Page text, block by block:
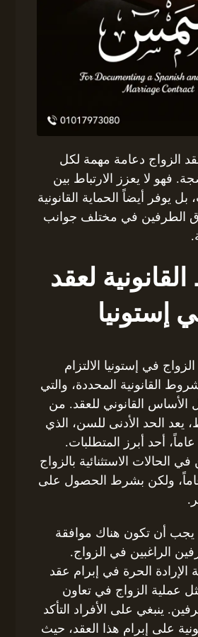
الزواج دعامة مهمة لكل
فهو لا يعزز الارتباط بين
يوفر أيضاً الحماية القانونية
الطرفين في مختلف جوانب
لعقد
إستونيا
في إستونيا الالتزام
القانونية المحددة، والتي
القانوني للعقد. من
يعد الحد الأدنى للسن، الذي
يتعين أن يبلغ 18 عاماً، أحد أبرز المتطلبات.
الحالات الاستثنائية بالزواج
بلوغهم 16 عاماً، ولكن بشرط الحصول على
يجب أن تكون هناك موافقة
الراغبين في الزواج.
الحرة في إبرام عقد
عملية الزواج في تعاون
ينبغي على الأفراد التأكد
على إبرام هذا العقد، حيث